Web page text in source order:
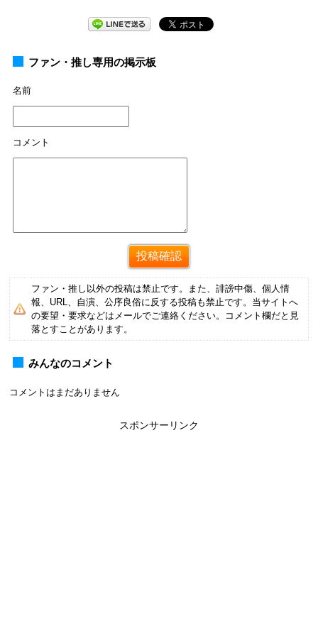
ファン・推し専用の掲示板
名前
コメント
ファン・推し以外の投稿は禁止です。また、誹謗中傷、個人情
報、URL、自演、公序良俗に反する投稿も禁止です。当サイトへ
の要望・要求などはメールでご連絡ください。コメント欄だと見
落とすことがあります。
みんなのコメント
コメントはまだありません
スポンサーリンク